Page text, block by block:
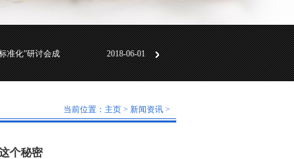
准化”研讨会成 2018-06-01
原理 2018-05-30
术特点 2018-07-31
原理 2018-05-30
当前位置： 主页 > 新闻资讯 >
个秘密